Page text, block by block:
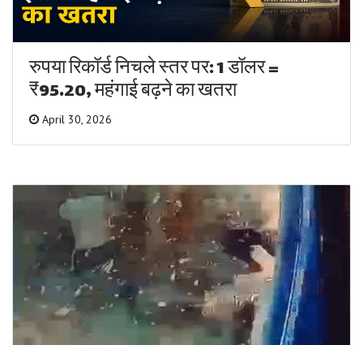
रुपया रिकॉर्ड निचले स्तर पर: 1 डॉलर =
₹95.20, महंगाई बढ़ने का खतरा
April 30, 2026